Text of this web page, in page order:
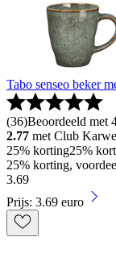
Tabo senseo beker
(36)Beoordeeld met
2.77 met Club
25% korting25%
25% korting,
3.69
Prijs: 3.69 euro